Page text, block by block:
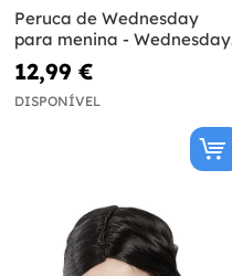
Peruca de Wednesday
para menina - Wednesday
Oficial Netflix
12,99 €
DISPONÍVEL